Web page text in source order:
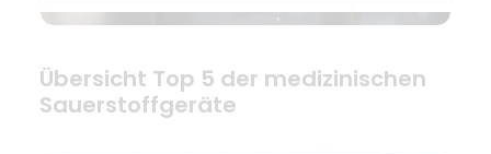
Übersicht Top 5 der medizinischen
Sauerstoffgeräte